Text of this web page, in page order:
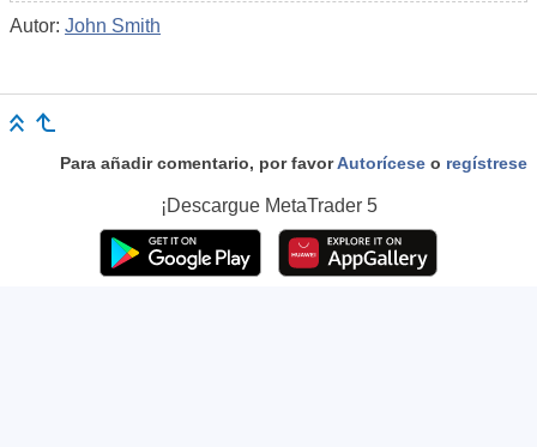
Autor: John Smith
Para añadir comentario, por favorAutorícese o regístrese
¡Descargue MetaTrader 5